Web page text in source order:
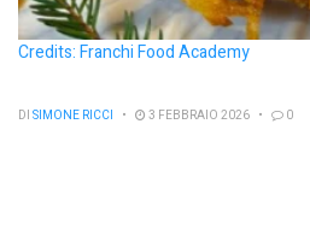
Credits: Franchi Food Academy
DI SIMONE RICCI 3 FEBBRAIO 2026 0